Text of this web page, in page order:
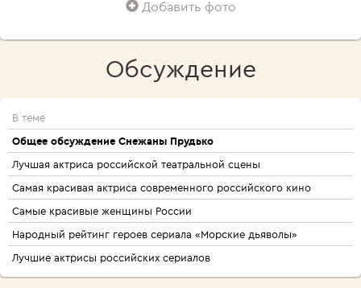
Добавить фото
Обсуждение
В теме
Общее обсуждение Снежаны Прудько
Лучшая актриса российской театральной сцены
Cамая красивая актриса современного российского кино
Самые красивые женщины России
Народный рейтинг героев сериала «Морские дьяволы»
Лучшие актрисы российских сериалов